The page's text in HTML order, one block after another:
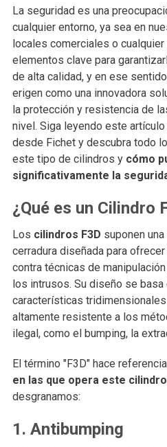
La seguridad es una
cualquier entorno, ya sea en
locales comerciales o cualquier
elementos clave para
de alta calidad, y en ese
erigen como una innovadora
la protección y resistencia de
nivel. Siga leyendo este
desde Fichet y descubra todo
este tipo de cilindros y cómo
significativamente la
¿Qué es un Cilindro
Los cilindros F3D suponen
cerradura diseñada para
contra técnicas de
los intrusos. Su diseño se basa
características
altamente resistente a los
ilegal, como el bumping, la
El término "F3D" hace
en las que opera este cilindro
desgranamos:
1. Antibumping